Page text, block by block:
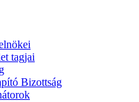
tagjai
Bizottság